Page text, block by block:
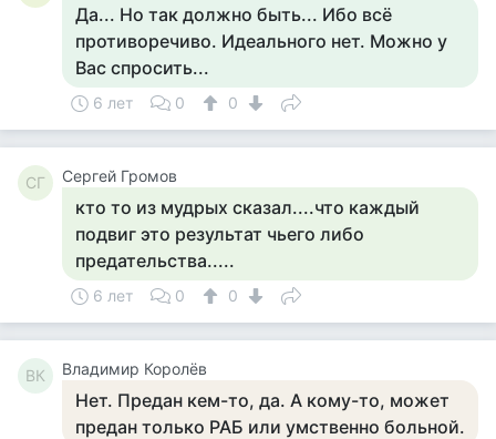
Да... Но так должно быть... Ибо всё
противоречиво. Идеального нет. Можно у
Вас спросить...
6 лет 0 0
СГ Сергей Громов
кто то из мудрых сказал....что каждый
подвиг это результат чьего либо
предательства.....
6 лет 0 0
ВК Владимир Королёв
Нет. Предан кем-то, да. А кому-то, может
предан только РАБ или умственно больной.